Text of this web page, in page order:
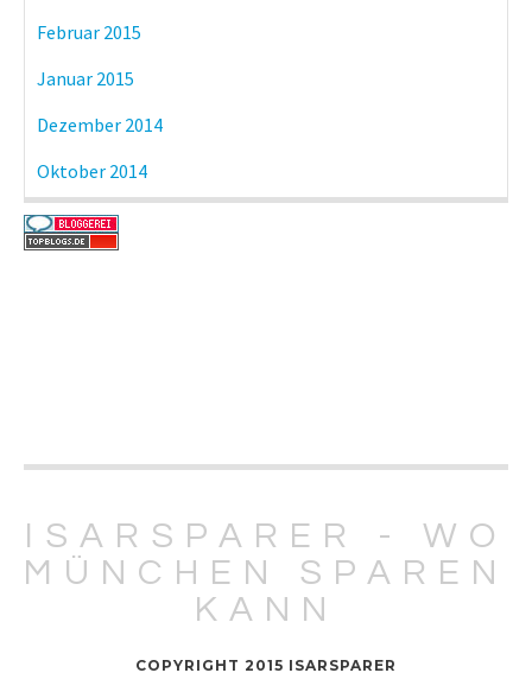
Februar 2015
Januar 2015
Dezember 2014
Oktober 2014
ISARSPARER - WO
MÜNCHEN SPAREN
KANN
COPYRIGHT 2015 ISARSPARER